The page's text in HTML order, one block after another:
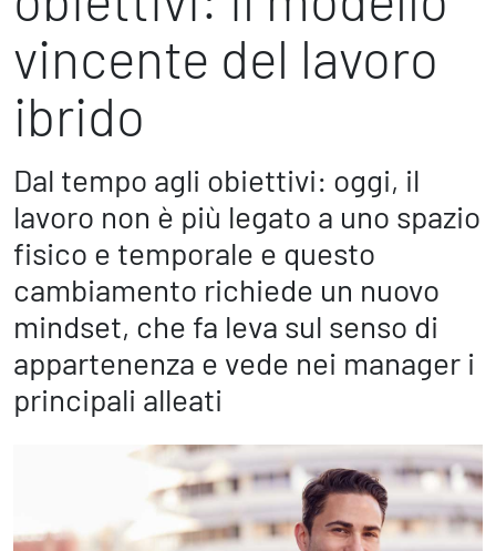
231 Gestione Rischi
Future
Innovazione
Collaborative Design
Social Impacts
Europe
Digital
Modern Infrastructure
Remote Working & Video e Audio Conferencing
Sicurezza & Conformità
Business Intelligence, Analitiche e Intelligenza Artificiale
Sviluppo App
vincente del lavoro
ibrido
Dal tempo agli obiettivi: oggi, il
lavoro non è più legato a uno spazio
fisico e temporale e questo
cambiamento richiede un nuovo
mindset, che fa leva sul senso di
appartenenza e vede nei manager i
principali alleati